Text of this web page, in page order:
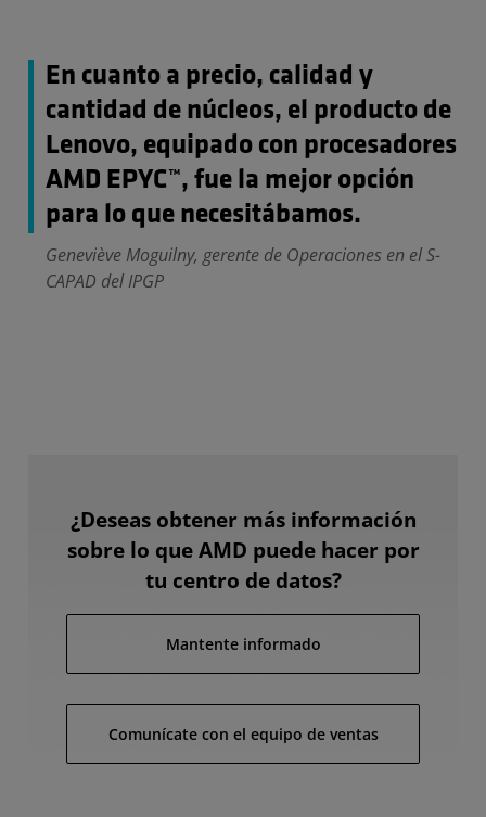
En cuanto a precio, calidad y
cantidad de núcleos, el producto de
Lenovo, equipado con procesadores
AMD EPYC™, fue la mejor opción
para lo que necesitábamos.
Geneviève Moguilny, gerente de Operaciones en el S-
CAPAD del IPGP
¿Deseas obtener más información
sobre lo que AMD puede hacer por
tu centro de datos?
Mantente informado
Comunícate con el equipo de ventas